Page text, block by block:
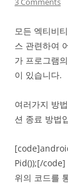
모든 엑티비
스 관련하여
가 프로그램
이 있습니다.
여러가지 방
션 종료 방법
Pid());[/code]
위의 코드를